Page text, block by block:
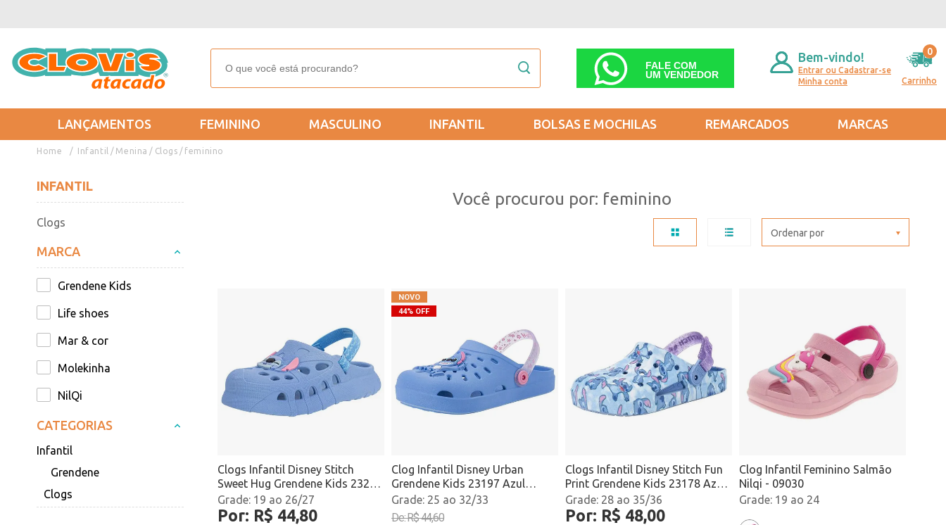
FALE COM
UM VENDEDOR
Bem-vindo!
Entrar ou Cadastrar-se
Minha conta
Carrinho
0
LANÇAMENTOS FEMININO MASCULINO INFANTIL BOLSAS E MOCHILAS REMARCADOS MARCAS
Infantil Menina Clogs feminino
INFANTIL
Clogs
MARCA
Grendene Kids
Life shoes
Mar & cor
Molekinha
NilQi
Zaxy
CATEGORIAS
Infantil
Grendene
Clogs
Você procurou por: feminino
Ordenar por
Clogs Infantil Disney Stitch
Sweet Hug Grendene Kids 23242
Azul Atacado
19 ao 26/27
Por: R$ 44,80
Clog Infantil Disney Urban
Grendene Kids 23197 Azul
Atacado25 ao 32/33
De: R$ 44,60
44% OFF
Clogs Infantil Disney Stitch Fun
Print Grendene Kids 23178 Azul
Atacado28 ao 35/36
Por: R$ 48,00
Clog Infantil Feminino Salmão
Nilqi - 09030
19 ao 24